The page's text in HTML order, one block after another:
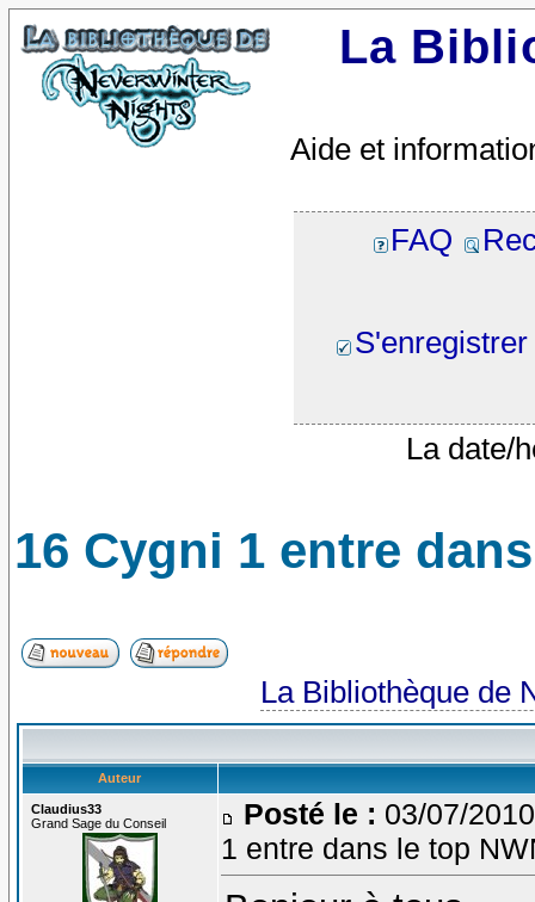
La
Aide et
FAQ
S'enregistrer
La date/
16 Cygni 1 entre
La Bibliothèque de
Auteur
Claudius33
Grand Sage du Conseil
Posté le : 03/07/
1 entre dans le top